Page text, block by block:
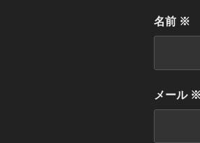
名前 ※
メール ※